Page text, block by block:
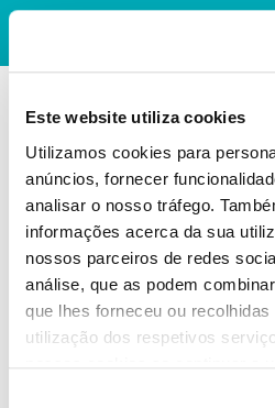
Este website utiliza cookies
Utilizamos cookies para
anúncios, fornecer
analisar o nosso tráfego.
informações acerca da sua
nossos parceiros de redes
análise, que as podem
que lhes forneceu ou
utilização dos respetivos